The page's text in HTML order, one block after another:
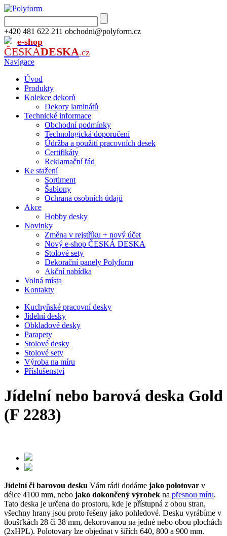
+420 481 622 211 obchodni@polyform.cz
e-shop
ČESKÁDESKA.cz
Navigace
Úvod
Produkty
Kolekce dekorů
Dekory laminátů
Technické informace
Obchodní podmínky
Technologická doporučení
Údržba a použití pracovních desek
Certifikáty
Reklamační řád
Ke stažení
Sortiment
Šablony
Ochrana osobních údajů
Akce
Hobby desky
Novinky
Změna v rejstříku + nový účet
Nový e-shop ČESKÁ DESKA
Stolové sety
Dekorační panely Polyform
Akční nabídka
Volná místa
Kontakty
Kuchyňské pracovní desky
Jídelní desky
Obkladové desky
Parapety
Stolové desky
Stolové sety
Výroba na míru
Příslušenství
Jídelní nebo barová deska Gold
(F 2283)
Jídelní či barovou desku Vám rádi dodáme jako polotovar v
délce 4100 mm, nebo jako dokončený výrobek na přesnou míru.
Tato deska je určena do prostoru, kde je přístupná z obou stran,
všechny hrany jsou proto řešeny jako pohledové. Desku vyrábíme v
tloušťkách 28 či 38 mm, dekorovanou na jedné nebo obou plochách
(2xHPL). Polotovary lze objednat v šířích 640, 800 a 900 mm.